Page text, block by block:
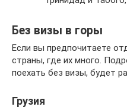
Без визы в горы
Если вы предпочитаете
страны, где их много.
поехать без визы, будет
Грузия